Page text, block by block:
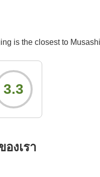
is the closest to
3.3
งเรา